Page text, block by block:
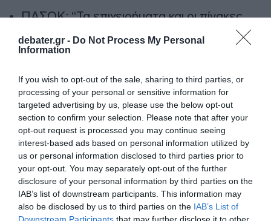
debater.gr - Do Not Process My Personal
Information
If you wish to opt-out of the sale, sharing to third parties, or
processing of your personal or sensitive information for
targeted advertising by us, please use the below opt-out
section to confirm your selection. Please note that after your
opt-out request is processed you may continue seeing
interest-based ads based on personal information utilized by
us or personal information disclosed to third parties prior to
your opt-out. You may separately opt-out of the further
disclosure of your personal information by third parties on the
IAB’s list of downstream participants. This information may
also be disclosed by us to third parties on the IAB’s List of
ΠΑΣΟΚ: “Τα επιχειρήματα και οι πίνακες
επόμενα που αναιρούν τα προηγούμενα”
Ακολούθησε το debater.gr στοGoogle News
και μάθετε πρώτοι όλες τις ειδήσεις
Share Tweet
ΚΑΤΕΡΙΝΑ ΝΟΤΟΠΟΥΛΟΥ ΣΥΡΙΖΑ
ΔΙΑΦΗΜΙΣΗ